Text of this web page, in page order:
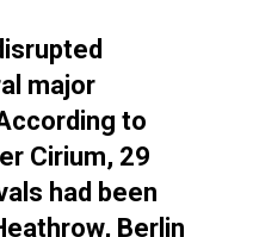
major
to
Cirium, 29
had been
Berlin